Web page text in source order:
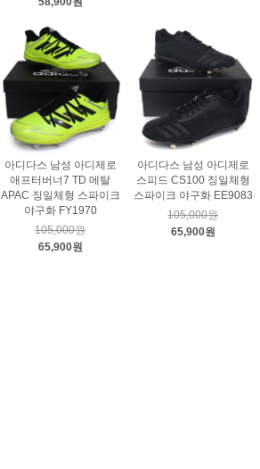
아디다스 남성 아디제로
애프터버너7 TD 메탈
APAC 징일체형 스파이크
야구화 FY1970
105,000원
65,900원
아디다스 남성 아디제로
스피드 CS100 징일체형
스파이크 야구화 EE9083
105,000원
65,900원